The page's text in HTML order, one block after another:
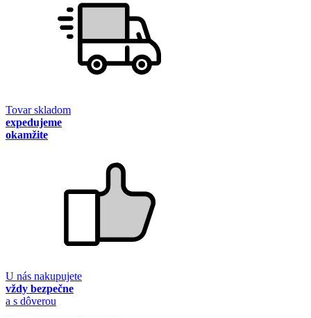
Tovar skladom
expedujeme
okamžite
U nás nakupujete
vždy bezpečne
a s dôverou